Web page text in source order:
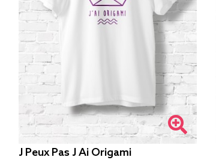
J Peux Pas J Ai Origami